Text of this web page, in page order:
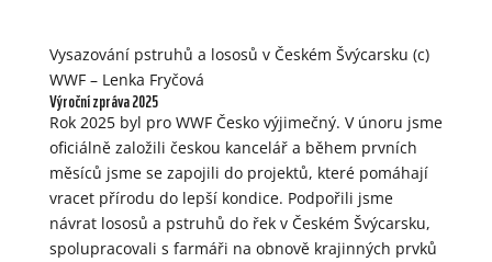
Vysazování pstruhů a lososů v Českém Švýcarsku (c)
WWF – Lenka Fryčová
Výroční zpráva 2025
Rok 2025 byl pro WWF Česko výjimečný. V únoru jsme
oficiálně založili českou kancelář a během prvních
měsíců jsme se zapojili do projektů, které pomáhají
vracet přírodu do lepší kondice. Podpořili jsme
návrat lososů a pstruhů do řek v Českém Švýcarsku,
spolupracovali s farmáři na obnově krajinných prvků